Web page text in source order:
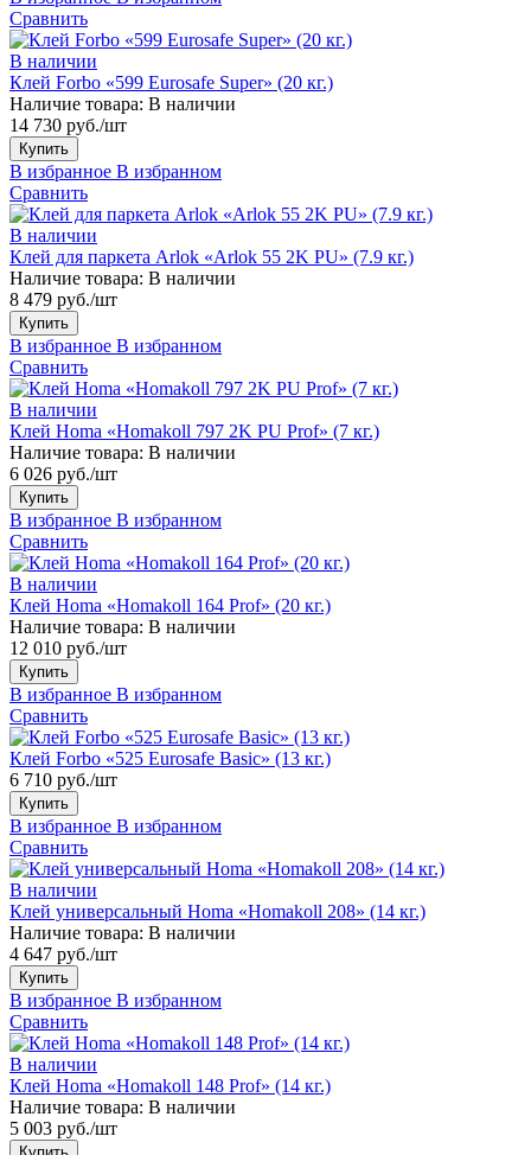
Сравнить
В наличии
Клей Forbo «599 Eurosafe Super» (20 кг.)
Наличие товара: В наличии
14 730 руб./шт
Купить
В избранное В избранном
Сравнить
В наличии
Клей для паркета Arlok «Arlok 55 2K PU» (7.9 кг.)
Наличие товара: В наличии
8 479 руб./шт
Купить
В избранное В избранном
Сравнить
В наличии
Клей Homa «Homakoll 797 2K PU Prof» (7 кг.)
Наличие товара: В наличии
6 026 руб./шт
Купить
В избранное В избранном
Сравнить
В наличии
Клей Homa «Homakoll 164 Prof» (20 кг.)
Наличие товара: В наличии
12 010 руб./шт
Купить
В избранное В избранном
Сравнить
Клей Forbo «525 Eurosafe Basic» (13 кг.)
6 710 руб./шт
Купить
В избранное В избранном
Сравнить
В наличии
Клей универсальный Homa «Homakoll 208» (14 кг.)
Наличие товара: В наличии
4 647 руб./шт
Купить
В избранное В избранном
Сравнить
В наличии
Клей Homa «Homakoll 148 Prof» (14 кг.)
Наличие товара: В наличии
5 003 руб./шт